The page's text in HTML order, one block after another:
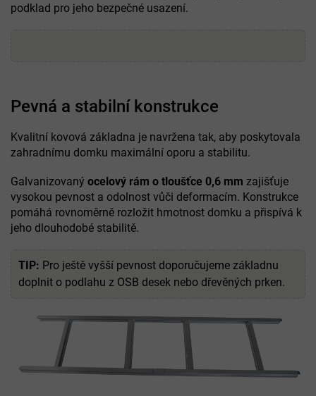
podklad pro jeho bezpečné usazení.
Pevná a stabilní konstrukce
Kvalitní kovová základna je navržena tak, aby poskytovala
zahradnímu domku maximální oporu a stabilitu.
Galvanizovaný ocelový rám o tloušťce 0,6 mm zajišťuje
vysokou pevnost a odolnost vůči deformacím. Konstrukce
pomáhá rovnoměrně rozložit hmotnost domku a přispívá k
jeho dlouhodobé stabilitě.
TIP: Pro ještě vyšší pevnost doporučujeme základnu
doplnit o podlahu z OSB desek nebo dřevěných prken.